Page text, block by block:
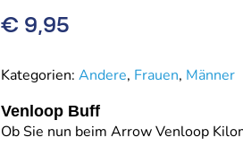
€ 9,95
Kategorien: Andere, Frauen, Männer
Venloop Buff
Ob Sie nun beim Arrow Venloop